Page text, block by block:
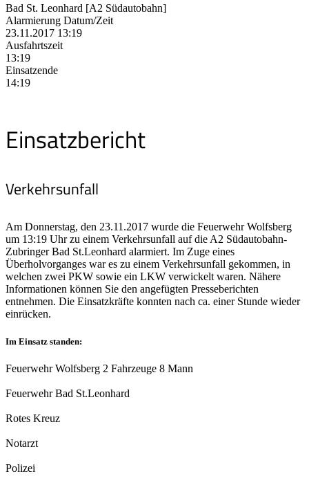
Bad St. Leonhard [A2 Südautobahn]
Alarmierung Datum/Zeit
23.11.2017 13:19
Ausfahrtszeit
13:19
Einsatzende
14:19
Einsatzbericht
Verkehrsunfall
Am Donnerstag, den 23.11.2017 wurde die Feuerwehr Wolfsberg
um 13:19 Uhr zu einem Verkehrsunfall auf die A2 Südautobahn-
Zubringer Bad St.Leonhard alarmiert. Im Zuge eines
Überholvorganges war es zu einem Verkehrsunfall gekommen, in
welchen zwei PKW sowie ein LKW verwickelt waren. Nähere
Informationen können Sie den angefügten Presseberichten
entnehmen. Die Einsatzkräfte konnten nach ca. einer Stunde wieder
einrücken.
Im Einsatz standen:
Feuerwehr Wolfsberg 2 Fahrzeuge 8 Mann
Feuerwehr Bad St.Leonhard
Rotes Kreuz
Notarzt
Polizei